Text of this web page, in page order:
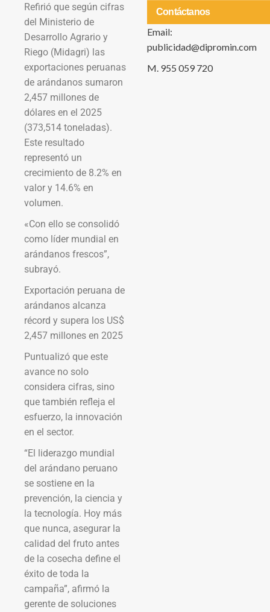
Refirió que según cifras
del Ministerio de
Desarrollo Agrario y
Riego (Midagri) las
exportaciones peruanas
de arándanos sumaron
2,457 millones de
dólares en el 2025
(373,514 toneladas).
Este resultado
representó un
crecimiento de 8.2% en
valor y 14.6% en
volumen.
«Con ello se consolidó
como líder mundial en
arándanos frescos”,
subrayó.
Exportación peruana de
arándanos alcanza
récord y supera los US$
2,457 millones en 2025
Puntualizó que este
avance no solo
considera cifras, sino
que también refleja el
esfuerzo, la innovación
en el sector.
“El liderazgo mundial
del arándano peruano
se sostiene en la
prevención, la ciencia y
la tecnología. Hoy más
que nunca, asegurar la
calidad del fruto antes
de la cosecha define el
éxito de toda la
campaña”, afirmó la
gerente de soluciones
Contáctanos
Email:
publicidad@dipromin.com
M. 955 059 720